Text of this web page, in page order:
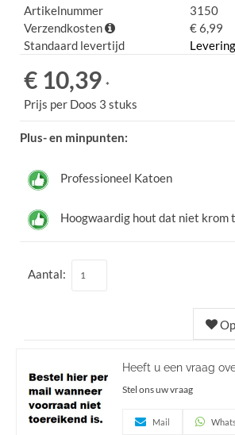
Artikelnummer
3150
Verzendkosten
€ 6,99
Standaard levertijd
€ 10,39 *
Prijs per Doos 3 stuks
Plus- en minpunten:
Professioneel Katoen
Hoogwaardig hout dat niet krom
Aantal:
Heeft u een vraag
Stel ons uw vraag
Mail